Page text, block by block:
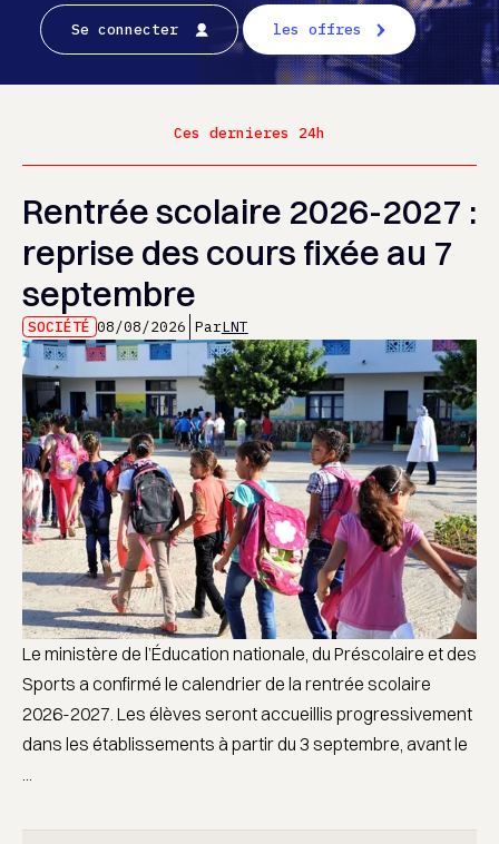
Se connecter les offres
Ces dernieres 24h
Rentrée scolaire 2026-2027 :
reprise des cours fixée au 7
septembre
SOCIÉTÉ 08/08/2026 ParLNT
Le ministère de l’Éducation nationale, du Préscolaire et des
Sports a confirmé le calendrier de la rentrée scolaire
2026-2027. Les élèves seront accueillis progressivement
dans les établissements à partir du 3 septembre, avant le